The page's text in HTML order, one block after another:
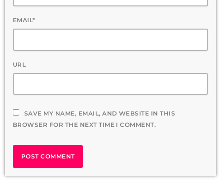
EMAIL*
URL
SAVE MY NAME, EMAIL, AND WEBSITE IN THIS
BROWSER FOR THE NEXT TIME I COMMENT.